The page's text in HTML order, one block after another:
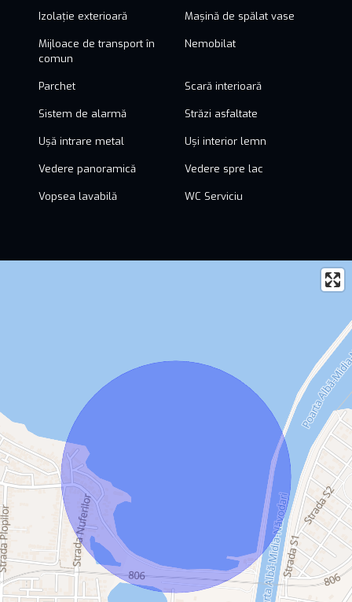
Izolație exterioară Mașină de spălat vase
Mijloace de transport în
comun
Nemobilat
Parchet Scară interioară
Sistem de alarmă Străzi asfaltate
Ușă intrare metal Uși interior lemn
Vedere panoramică Vedere spre lac
Vopsea lavabilă WC Serviciu